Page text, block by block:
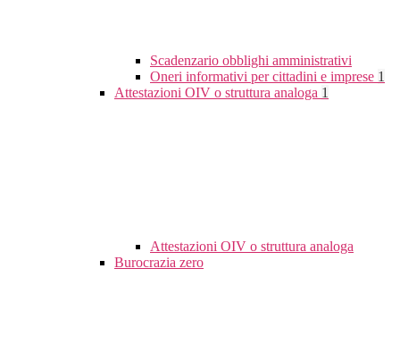
Scadenzario obblighi amministrativi
Oneri informativi per cittadini e imprese 1
Attestazioni OIV o struttura analoga 1
Attestazioni OIV o struttura analoga
Burocrazia zero